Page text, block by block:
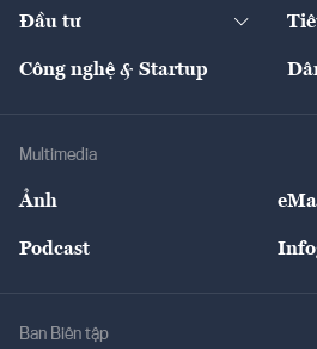
Quản trị số
Tư vấn
The Guide
Đầu tư
Công nghệ & Startup
Multimedia
Ảnh
Podcast
Ban Biên tập